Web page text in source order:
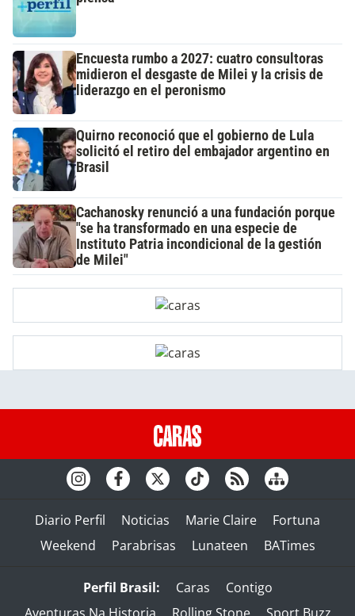
Encuesta rumbo a 2027: cuatro consultoras
midieron el desgaste de Milei y la crisis de
liderazgo en el peronismo
Quirno reconoció que el gobierno de Lula
solicitó el retiro del embajador argentino en
Brasil
Cachanosky renunció a una fundación porque
"se ha transformado en una especie de
Instituto Patria incondicional de la gestión
de Milei"
Diario Perfil Noticias Marie Claire
Fortuna
Weekend
Parabrisas Lunateen BATimes
Perfil Brasil: Caras
Contigo
Aventuras Na Historia
Rolling Stone Sport Buzz